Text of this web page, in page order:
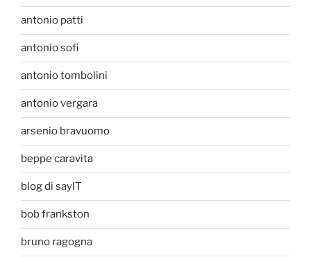
antonio patti
antonio sofi
antonio tombolini
antonio vergara
arsenio bravuomo
beppe caravita
blog di sayIT
bob frankston
bruno ragogna